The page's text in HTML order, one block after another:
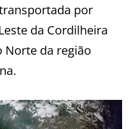
por
da Cordilheira
Norte da região